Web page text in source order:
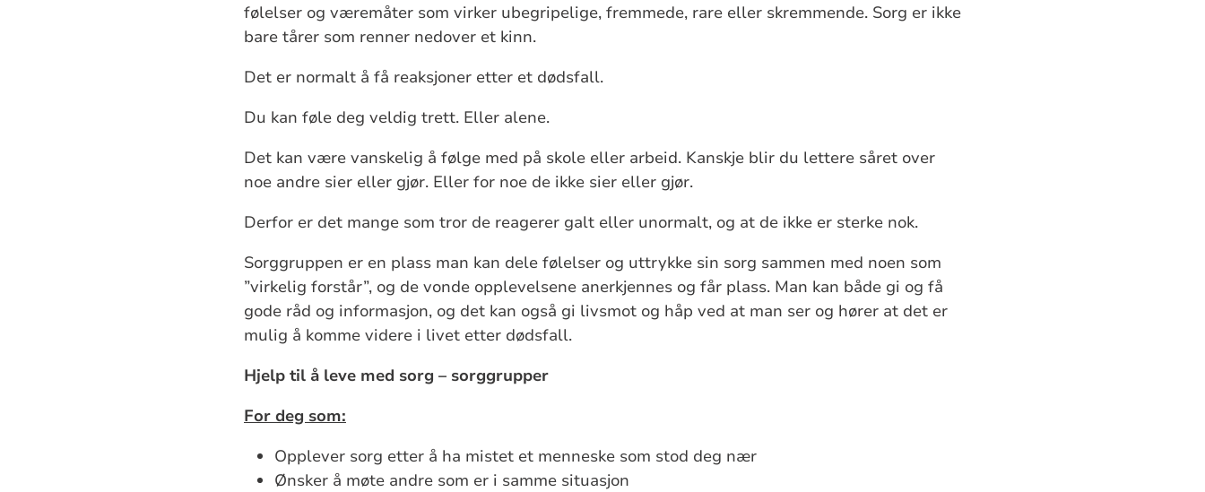
følelser og væremåter som virker ubegripelige, fremmede, rare eller skremmende. Sorg er ikke
bare tårer som renner nedover et kinn.
Det er normalt å få reaksjoner etter et dødsfall.
Du kan føle deg veldig trett. Eller alene.
Det kan være vanskelig å følge med på skole eller arbeid. Kanskje blir du lettere såret over
noe andre sier eller gjør. Eller for noe de ikke sier eller gjør.
Derfor er det mange som tror de reagerer galt eller unormalt, og at de ikke er sterke nok.
Sorggruppen er en plass man kan dele følelser og uttrykke sin sorg sammen med noen som
”virkelig forstår”, og de vonde opplevelsene anerkjennes og får plass. Man kan både gi og få
gode råd og informasjon, og det kan også gi livsmot og håp ved at man ser og hører at det er
mulig å komme videre i livet etter dødsfall.
Hjelp til å leve med sorg – sorggrupper
For deg som:
Opplever sorg etter å ha mistet et menneske som stod deg nær
Ønsker å møte andre som er i samme situasjon